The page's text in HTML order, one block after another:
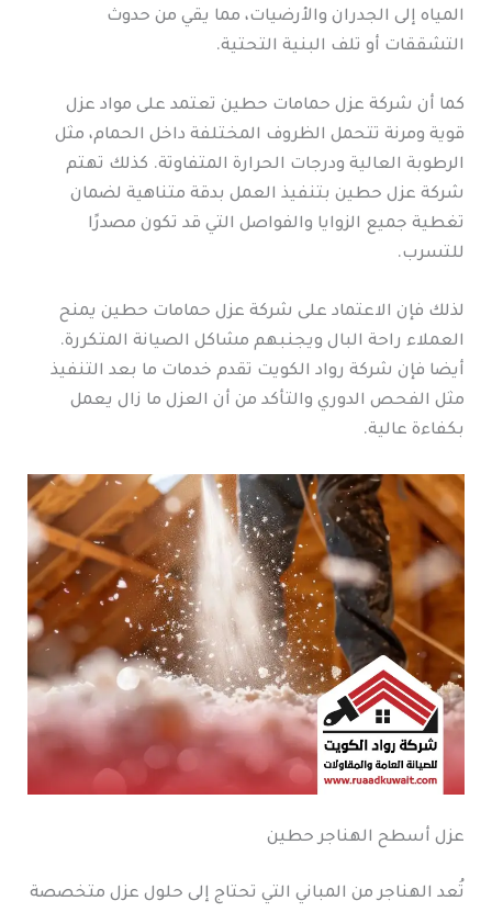
المياه إلى الجدران والأرضيات، مما يقي من حدوث
التشققات أو تلف البنية التحتية.
كما أن شركة عزل حمامات حطين تعتمد على مواد عزل
قوية ومرنة تتحمل الظروف المختلفة داخل الحمام، مثل
الرطوبة العالية ودرجات الحرارة المتفاوتة. كذلك تهتم
شركة عزل حطين بتنفيذ العمل بدقة متناهية لضمان
تغطية جميع الزوايا والفواصل التي قد تكون مصدرًا
للتسرب.
لذلك فإن الاعتماد على شركة عزل حمامات حطين يمنح
العملاء راحة البال ويجنبهم مشاكل الصيانة المتكررة.
أيضا فإن شركة رواد الكويت تقدم خدمات ما بعد التنفيذ
مثل الفحص الدوري والتأكد من أن العزل ما زال يعمل
بكفاءة عالية.
عزل أسطح الهناجر حطين
تُعد الهناجر من المباني التي تحتاج إلى حلول عزل متخصصة